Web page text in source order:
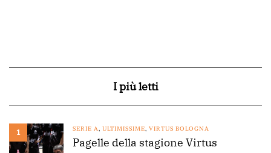
I più letti
1 SERIE A, ULTIMISSIME, VIRTUS BOLOGNA
Pagelle della stagione Virtus